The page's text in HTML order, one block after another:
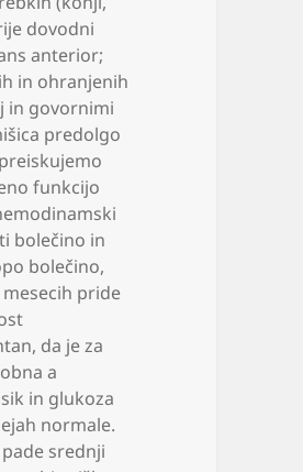
dovodni
anterior;
in ohranjenih
in govornimi
predolgo
funkcijo
bolečino in
bolečino,
pride
, da je za
a
in glukoza
normale.
srednji